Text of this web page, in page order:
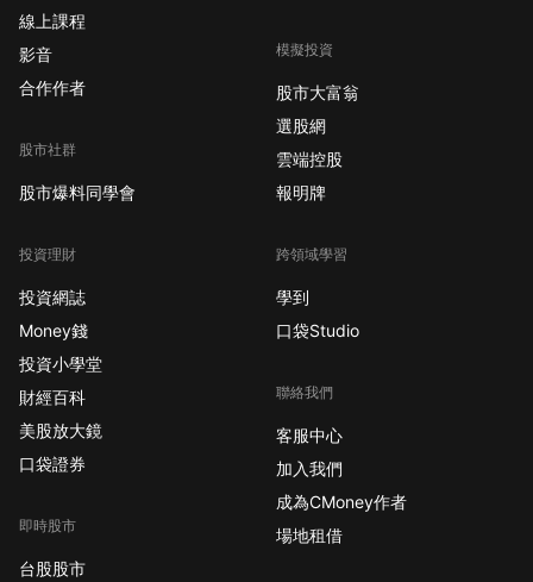
線上課程
影音
合作作者
股市社群
股市爆料同學會
投資理財
投資網誌
Money錢
投資小學堂
財經百科
美股放大鏡
口袋證券
即時股市
台股股市
模擬投資
股市大富翁
選股網
雲端控股
報明牌
跨領域學習
學到
口袋Studio
聯絡我們
客服中心
加入我們
成為CMoney作者
場地租借